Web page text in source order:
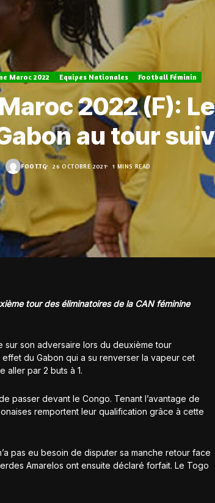
Maroc 2022 Equipes Nationales Football Féminin
2022 (F):
au tour
FOOT.TG 26 OCTOBRE 2021 1 MINS READ
tour des éliminatoires de la CAN féminine
sur son adversaire lors du deuxième tour
effet du Gabon qui a su renverser la vapeur cet
aller par 2 buts à 1.
passer devant le Congo. Tenant l’avantage de
remportent leur qualification grâce à cette
pas eu besoin de disputer sa manche retour face
Amarelos ont ensuite déclaré forfait. Le Togo